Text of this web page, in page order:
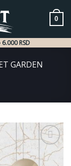
0
RSD
GARDEN
Dodaj
u listu